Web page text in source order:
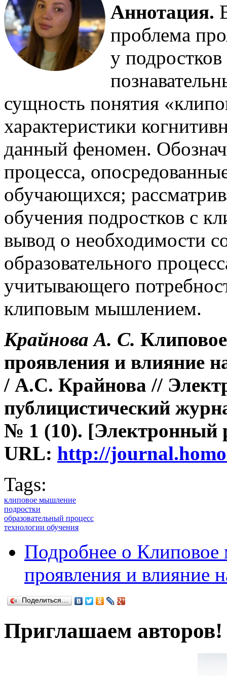
Аннотация.
проблема
у подростков
сущность понятия
характеристики
данный феномен.
процесса,
обучающихся;
обучения подростков с
вывод о необходимости
образовательного
учитывающего
клиповым мышлением.
Крайнова А. С.
проявления и влияние
/ А.С. Крайнова //
публицистический
№ 1 (10). [Электронный
URL: http://
Tags:
клиповое мышление
подростки
образовательный процесс
технологии обучения
Подробнее о Клиповое
проявления и влияние
Поделиться…
Приглашаем авторов!